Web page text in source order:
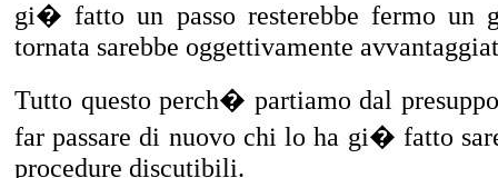
gi� fatto un passo resterebbe fermo un
tornata sarebbe oggettivamente
Tutto questo perch� partiamo dal
far passare di nuovo chi lo ha gi� fatto
procedure discutibili.